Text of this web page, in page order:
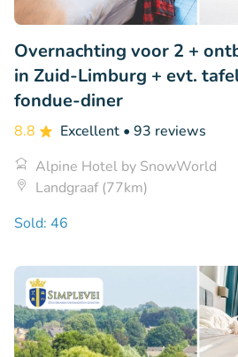
Overnachting voor 2 +
in Zuid-Limburg + evt.
fondue-diner
8.8 Excellent • 93 reviews
Alpine Hotel by SnowWorld
Landgraaf (77km)
Sold: 46